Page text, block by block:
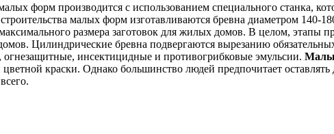
форм производится с использованием специального станка,
малых форм изготавливаются бревна диаметром 140-
размера заготовок для жилых домов. В целом, этапы
Цилиндрические бревна подвергаются вырезанию
инсектицидные и противогрибковые эмульсии.
краски. Однако большинство людей предпочитает